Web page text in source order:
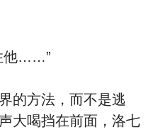
他……”
方法，而不是逃
大喝挡在前面，洛七